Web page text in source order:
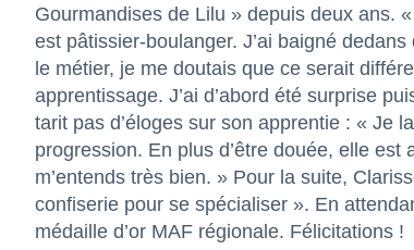
Gourmandises de Lilu » depuis deux ans.
est pâtissier-boulanger. J’ai baigné
le métier, je me doutais que ce serait
apprentissage. J’ai d’abord été surprise
tarit pas d’éloges sur son apprentie : « Je
progression. En plus d’être douée, elle
m’entends très bien. » Pour la suite,
confiserie pour se spécialiser ». En
médaille d’or MAF régionale. Félicitations !